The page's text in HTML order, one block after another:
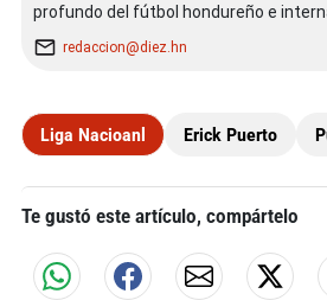
profundo del fútbol hondureño e
redaccion@diez.hn
Liga Nacioanl Erick Puerto
Te gustó este artículo, compártelo